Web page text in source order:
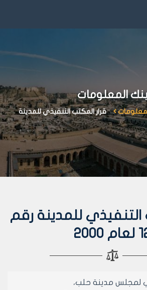
المعلومات
قرار المكتب التنفيذي للمدينة
التنفيذي للمدينة رقم
2000
لمجلس مدينة حلب،